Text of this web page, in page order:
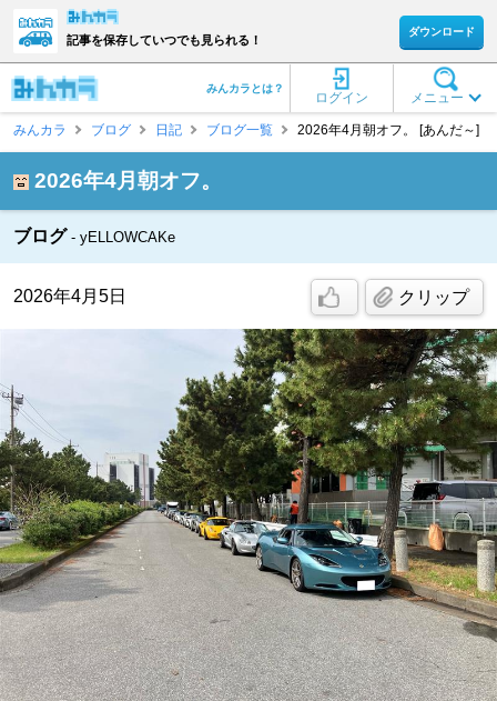
記事を保存していつでも見られる！
ダウンロード
メニュー
ログイン
みんカラとは？
みんカラ ブログ 日記 ブログ一覧 2026年4月朝オフ。 [あんだ～]
2026年4月朝オフ。
ブログ yELLOWCAKe
2026年4月5日 クリップ